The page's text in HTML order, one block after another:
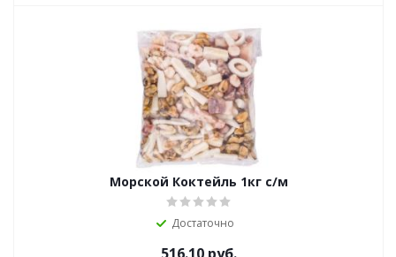
Морской Коктейль 1кг с/м
Достаточно